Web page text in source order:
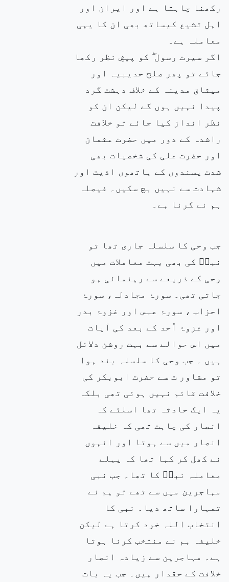
رکھنا چاہتا ہے اور ایران اور
اہل تشیع کیساتھ بھی ان کا یہی
معاملہ ہے۔
اگر سیرت رسول ۖ کو پیشِ نظر رکھا
جائے تو پھر صلح حدیبیہ اور
میثاق مدینہ کے خلاف دہشت گرد
پیدا نہیں ہوں گے لیکن ان کو
نظر انداز کیا جائے تو خلافت
راشدہ کے دور میں حضرت عثمان
اور حضرت علی کی شخصیات بھی
شدت پسندوں کے ہاتھوں اذیت اور
شہادت سے نہیں بچ سکیں۔ فیصلہ
ہم نے کرنا ہے۔
جب وحی کا سلسلہ جاری تھا تو
نبیۖ کی بھی بہت معاملات میں
وحی کے ذریعے سے رہنمائی ہو
جاتی تھی۔ سورۂ مجادلہ، سورۂ
احزاب ، سورۂ عبس اور غزوۂ بدر
اور غزوۂ اُحد کے بعد کی آیات
میں اس حوالے سے بہت روشن دلائل
ہیں ۔ جب وحی کا سلسلہ بند ہوا
تو مشاور ت سے حضرت ابوبکر کی
خلافت قائم نہیں ہوئی تھی بلکہ
یہ ایک حادثہ تھا اسلئے کہ
انصار کی چاہت تھی کہ خلیفہ
انصار میں سے ہوتا اور انہوں
نے کھل کر کہا تھا کہ پہلے
معاملہ نبیۖ کا تھا۔ جب نبی
مہاجرین میں سے تھے تو ہم نے
تمہارا ساتھ دیا۔ نبی کا
انتخاب اللہ خود کرتا ہے لیکن
خلیفہ ہم نے منتخب کرنا ہوتا
ہے۔ مہاجرین سے زیادہ انصار
خلافت کے حقدار ہیں۔ جب یہ بات